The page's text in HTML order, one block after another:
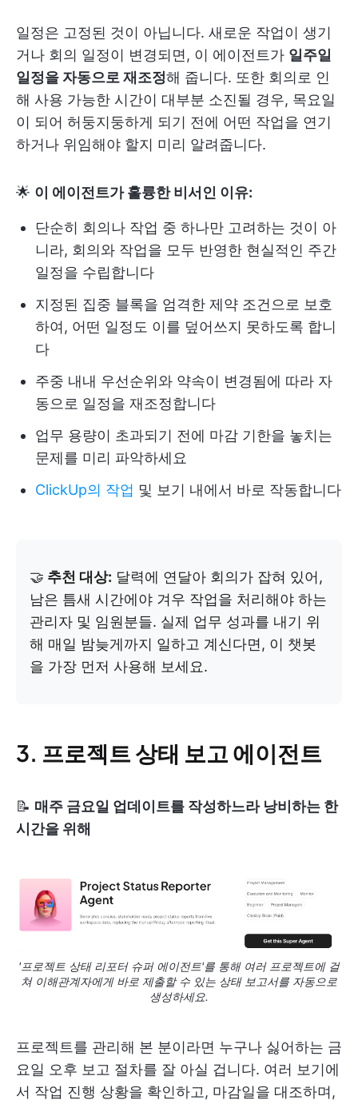
일정은 고정된 것이 아닙니다. 새로운 작업이 생기
거나 회의 일정이 변경되면, 이 에이전트가 일주일
일정을 자동으로 재조정해 줍니다. 또한 회의로 인
해 사용 가능한 시간이 대부분 소진될 경우, 목요일
이 되어 허둥지둥하게 되기 전에 어떤 작업을 연기
하거나 위임해야 할지 미리 알려줍니다.
🌟 이 에이전트가 훌륭한 비서인 이유:
단순히 회의나 작업 중 하나만 고려하는 것이 아
니라, 회의와 작업을 모두 반영한 현실적인 주간
일정을 수립합니다
지정된 집중 블록을 엄격한 제약 조건으로 보호
하여, 어떤 일정도 이를 덮어쓰지 못하도록 합니
다
주중 내내 우선순위와 약속이 변경됨에 따라 자
동으로 일정을 재조정합니다
업무 용량이 초과되기 전에 마감 기한을 놓치는
문제를 미리 파악하세요
ClickUp의 작업 및 보기 내에서 바로 작동합니다
🤝 추천 대상: 달력에 연달아 회의가 잡혀 있어,
남은 틈새 시간에야 겨우 작업을 처리해야 하는
관리자 및 임원분들. 실제 업무 성과를 내기 위
해 매일 밤늦게까지 일하고 계신다면, 이 챗봇
을 가장 먼저 사용해 보세요.
3. 프로젝트 상태 보고 에이전트
📝 매주 금요일 업데이트를 작성하느라 낭비하는 한
시간을 위해
'프로젝트 상태 리포터 슈퍼 에이전트'를 통해 여러 프로젝트에 걸
쳐 이해관계자에게 바로 제출할 수 있는 상태 보고서를 자동으로
생성하세요.
프로젝트를 관리해 본 분이라면 누구나 싫어하는 금
요일 오후 보고 절차를 잘 아실 겁니다. 여러 보기에
서 작업 진행 상황을 확인하고, 마감일을 대조하며,